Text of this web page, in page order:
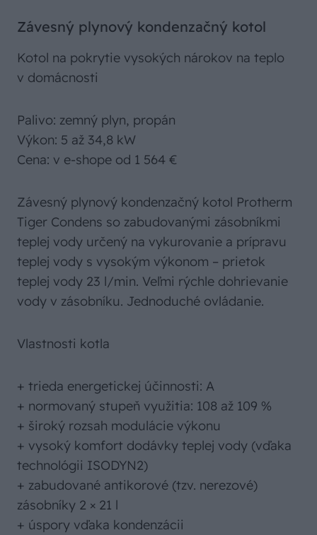
Závesný plynový kondenzačný kotol
Kotol na pokrytie vysokých nárokov na teplo
v domácnosti
Palivo: zemný plyn, propán
Výkon: 5 až 34,8 kW
Cena: v e-shope od 1 564 €
Závesný plynový kondenzačný kotol Protherm
Tiger Condens so zabudovanými zásobníkmi
teplej vody určený na vykurovanie a prípravu
teplej vody s vysokým výkonom – prietok
teplej vody 23 l/min. Veľmi rýchle dohrievanie
vody v zásobníku. Jednoduché ovládanie.
Vlastnosti kotla
+ trieda energetickej účinnosti: A
+ normovaný stupeň využitia: 108 až 109 %
+ široký rozsah modulácie výkonu
+ vysoký komfort dodávky teplej vody (vďaka
technológii ISODYN2)
+ zabudované antikorové (tzv. nerezové)
zásobníky 2 × 21 l
+ úspory vďaka kondenzácii